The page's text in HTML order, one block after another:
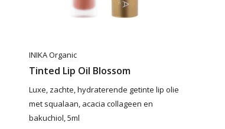
INIKA Organic
Tinted Lip Oil Blossom
Luxe, zachte, hydraterende getinte lip olie
met squalaan, acacia collageen en
bakuchiol, 5ml